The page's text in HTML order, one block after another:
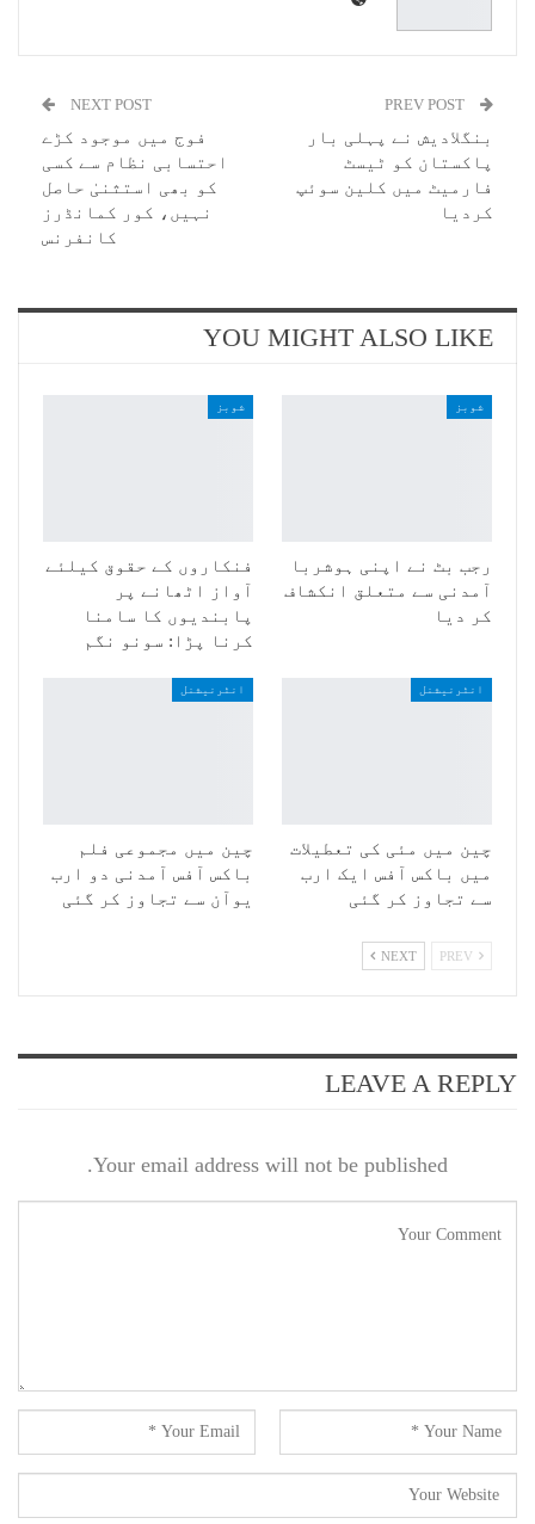
بنگلادیش نے پہلی بار
پاکستان کو ٹیسٹ
فارمیٹ میں کلین سوئپ
کردیا
NEXT POST
فوج میں موجود کڑے
احتسابی نظام سے کسی
کو بھی استثنیٰ حاصل
نہیں، کور کمانڈرز
کانفرنس
YOU MIGHT ALSO LIKE
شوبز
رجب بٹ نے اپنی ہوشربا
آمدنی سے متعلق انکشاف
کر دیا
شوبز
فنکاروں کے حقوق کیلئے
آواز اٹھانے پر
پابندیوں کا سامنا
کرنا پڑا: سونو نگم
انٹرنیشنل
چین میں مئی کی تعطیلات
میں باکس آفس ایک ارب
سے تجاوز کر گئی
انٹرنیشنل
چین میں مجموعی فلم
باکس آفس آمدنی دو ارب
یوآن سے تجاوز کر گئی
NEXT
LEAVE A REPLY
Your email address will not be published.